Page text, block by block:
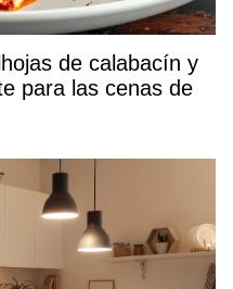
de calabacín y
para las cenas de